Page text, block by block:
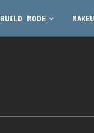
BUILD MODE